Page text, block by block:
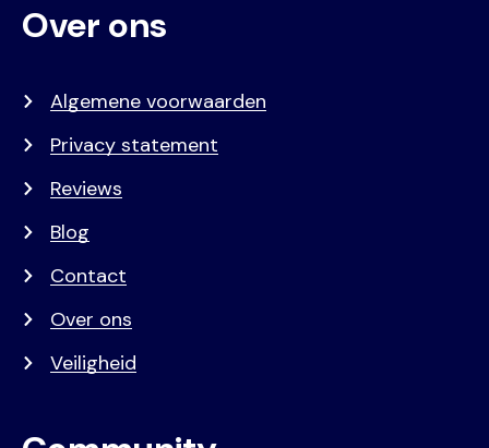
Over ons
Algemene voorwaarden
Privacy statement
Reviews
Blog
Contact
Over ons
Veiligheid